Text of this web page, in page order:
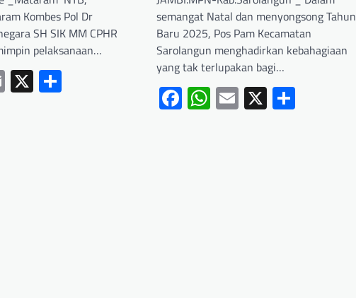
Kombes Pol Dr
SH SIK MM CPHR
pelaksanaan…
Email
X
semangat Natal dan menyongsong Tahun
Baru 2025, Pos Pam Kecamatan
Sarolangun menghadirkan kebahagiaan
yang tak terlupakan bagi…
Facebook
WhatsApp
Email
X Share